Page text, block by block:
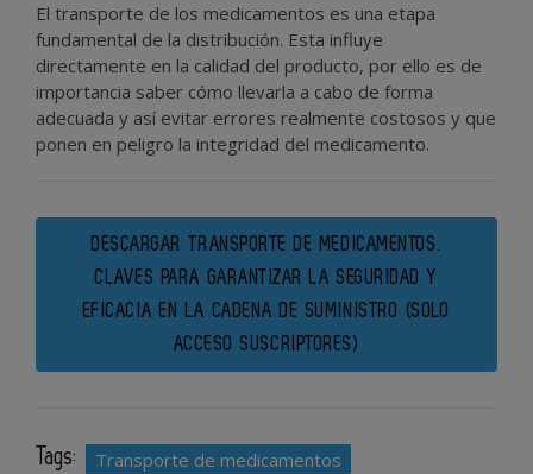
El transporte de los medicamentos es una etapa
fundamental de la distribución. Esta influye
directamente en la calidad del producto, por ello es de
importancia saber cómo llevarla a cabo de forma
adecuada y así evitar errores realmente costosos y que
ponen en peligro la integridad del medicamento.
DESCARGAR TRANSPORTE DE MEDICAMENTOS.
CLAVES PARA GARANTIZAR LA SEGURIDAD Y
EFICACIA EN LA CADENA DE SUMINISTRO (SOLO
ACCESO SUSCRIPTORES)
Tags:
Transporte de medicamentos